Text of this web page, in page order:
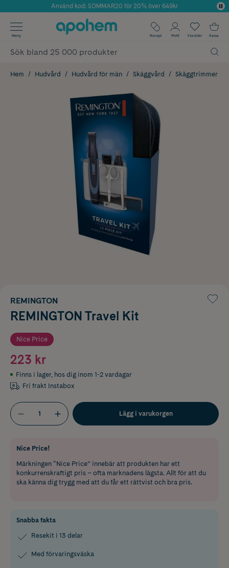
Årets Butik 2025 inom Skönhet
Använd kod: SOMMAR20 för 20% över 649kr
✓ Fri frakt
✓ Poäng på alla köp*
Meny Recept Profil Favoriter Kassa
Hem Hudvård Hudvård för män Skäggvård Skäggtrimmer
REMINGTON
REMINGTON Travel Kit
Nice Price
223 kr
Finns i lager, hos dig inom 1-2 vardagar
Fri frakt Instabox
Lägg i varukorgen
Nice Price!
Märkningen “Nice Price” innebär att produkten har ett
konkurrenskraftigt pris – ofta marknadens lägsta. Allt för att du
ska känna dig trygg med att du får ett rättvist och bra pris.
Snabba fakta
Resekit i 13 delar
Med förvaringsväska